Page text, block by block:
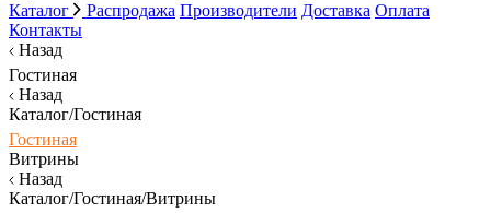
Каталог Распродажа Производители Доставка Оплата
Контакты
Назад
Гостиная
Назад
Каталог/Гостиная
Гостиная
Витрины
Назад
Каталог/Гостиная/Витрины